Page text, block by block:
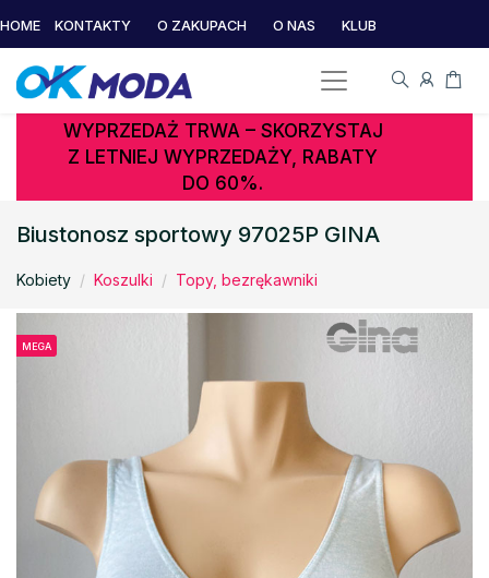
HOME KONTAKTY O ZAKUPACH O NAS KLUB
WYPRZEDAŻ TRWA – SKORZYSTAJ
Z LETNIEJ WYPRZEDAŻY, RABATY
DO 60%.
Biustonosz sportowy 97025P GINA
Kobiety Koszulki Topy, bezrękawniki
MEGA